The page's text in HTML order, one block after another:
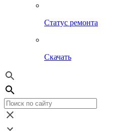
Статус ремонта
Скачать